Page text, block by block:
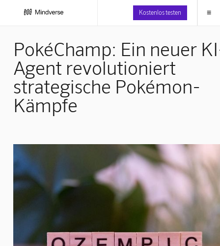
Kostenlos testen ≡
PokéChamp: Ein neuer
Agent revolutioniert
strategische Pokémon-
Kämpfe